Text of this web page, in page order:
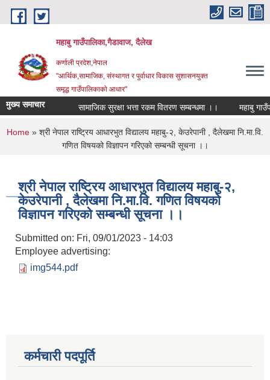
Skip to main content
महाबु गाउँपालिका,गैडावाज, दैलेख
कर्णाली प्रदेश,नेपाल
"आर्थिक,सामाजिक, संस्थागत र पुर्वाधार विकास सुशासनयुक्त
समृद्ध गाउँपालिकाकाे आधार"
मुख्य समाचार सामाजिक सुरक्षा भत्ता रकम वितरण सम्बन्धमा ।।
You are here
Home » श्री नेपाल राष्ट्रिय आधारभुत विद्यालय महाबु-२, केउरेपानी , दैलेखमा नि.मा.वि.
गणित विषयको विज्ञापन गरिएको सम्बन्धी सूचना ।।
श्री नेपाल राष्ट्रिय आधारभुत विद्यालय महाबु-२,
केउरेपानी , दैलेखमा नि.मा.वि. गणित विषयको
विज्ञापन गरिएको सम्बन्धी सूचना ।।
Submitted on: Fri, 09/01/2023 - 14:03
Employee advertising:
img544.pdf
कर्मचारी पदपूर्ति